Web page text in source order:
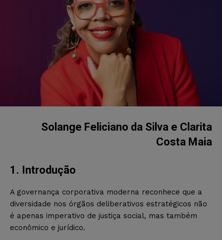
Solange Feliciano da Silva e Clarita
Costa Maia
1. Introdução
A governança corporativa moderna reconhece que a
diversidade nos órgãos deliberativos estratégicos não
é apenas imperativo de justiça social, mas também
econômico e jurídico.